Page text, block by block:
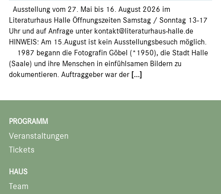
Ausstellung vom 27. Mai bis 16. August 2026 im
Literaturhaus Halle Öffnungszeiten Samstag / Sonntag 13-17
Uhr und auf Anfrage unter kontakt@literaturhaus-halle.de
HINWEIS: Am 15.August ist kein Ausstellungsbesuch möglich.
1987 begann die Fotografin Göbel (*1950), die Stadt Halle
(Saale) und ihre Menschen in einfühlsamen Bildern zu
dokumentieren. Auftraggeber war der [...]
PROGRAMM
Veranstaltungen
Tickets
HAUS
Team